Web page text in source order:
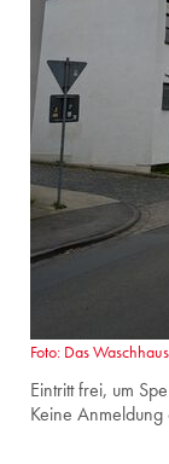
Foto: Das
Eintritt frei, um
Keine